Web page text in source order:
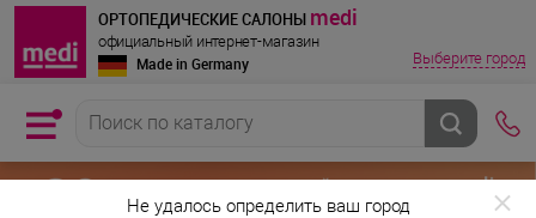
Не удалось определить ваш город
ОРТОПЕДИЧЕСКИЕ САЛОНЫ medi
официальный интернет-магазин
Made in Germany Выберите город